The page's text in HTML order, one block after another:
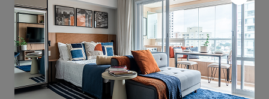
Aluguel R$ 1.777
Total R$ 2.843
Similar a sua busca
Em breve